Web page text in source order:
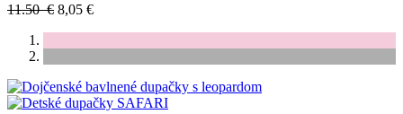
11.50 € 8,05 €